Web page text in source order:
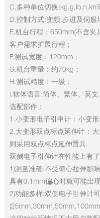
C.多种单位切换:kg,g,lb,n,kn
D.控制方式:变频,步进及伺服
E.机台行程：650mm(不含夹
客户需求扩展行程；
F.测试宽度：120mm；
G.机台重量：约70kg；
H.测试精度：一级；
I.软体语言:简体、繁体、英文
选配部件：
1.小变形电子引申计：小变
2.大变形双点标点延伸计：
则采用双点标点延伸置具.
双侧电子引伸计在性能上有
1)测量准确:不受偏心拉伸影
具有0.1mm偏心时就可能出
2)功能多样:双侧电子引伸计